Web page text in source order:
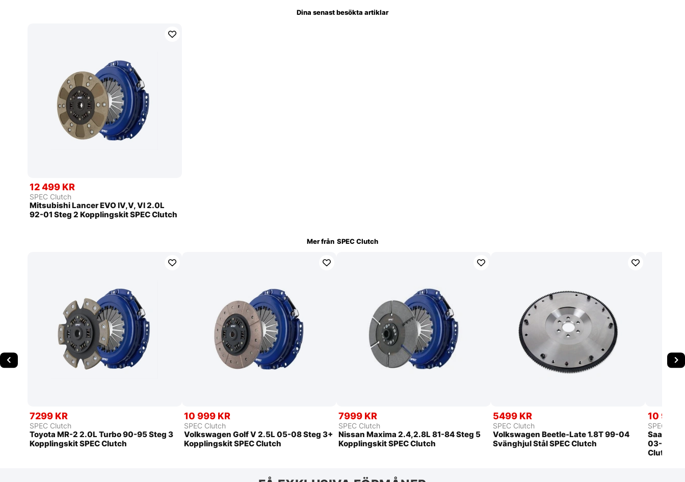
Dina senast besökta artiklar
12 499 KR
SPEC Clutch
Mitsubishi Lancer EVO IV,V, VI 2.0L
92-01 Steg 2 Kopplingskit SPEC Clutch
Mer från SPEC Clutch
7299 KR
SPEC Clutch
Toyota MR-2 2.0L Turbo 90-95 Steg 3
Kopplingskit SPEC Clutch
10 999 KR
SPEC Clutch
Volkswagen Golf V 2.5L 05-08 Steg 3+
Kopplingskit SPEC Clutch
7999 KR
SPEC Clutch
Nissan Maxima 2.4,2.8L 81-84 Steg 5
Kopplingskit SPEC Clutch
5499 KR
SPEC Clutch
Volkswagen Beetle-Late 1.8T 99-04
Svänghjul Stål SPEC Clutch
10 999
SPEC
Saab 9-3
03-10
Clutch